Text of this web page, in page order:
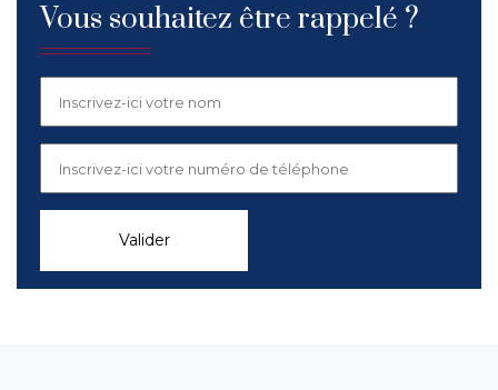
Vous souhaitez être rappelé ?
Valider